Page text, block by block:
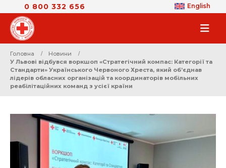
0 800 332 656 English
Головна
Новини
У Львові відбувся воркшоп «Стратегічний компас: Категорії та
Стандарти» Українського Червоного Хреста, який об’єднав
лідерів обласних організацій та координаторів мобільних
реабілітаційних команд з усієї країни